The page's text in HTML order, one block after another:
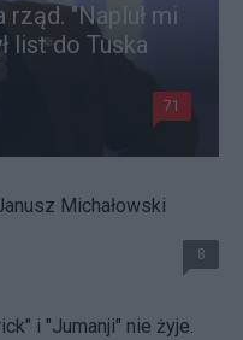
rząd. "Napluł mi
list do Tuska
71
Michałowski
8
i "Jumanji" nie żyje.